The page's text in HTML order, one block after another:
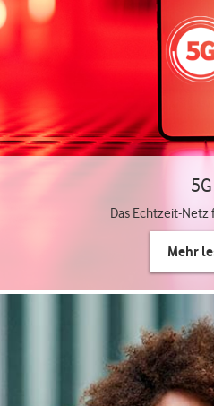
5G
Das Echtzeit-Netz
Mehr